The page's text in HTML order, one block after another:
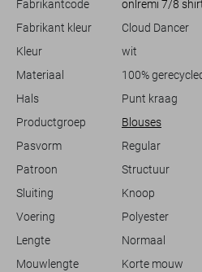
situaties, van een gezellige lunch met
werkdag. Met zijn normale lengte is hij
voor een meer casual look. Deze Only
jouw zomercollectie en biedt de
Fabrikantcode
onlremi 7/8
Fabrikant kleur
Cloud Dancer
Kleur
wit
Materiaal
100%
Hals
Punt kraag
Productgroep
Blouses
Pasvorm
Regular
Patroon
Structuur
Sluiting
Knoop
Voering
Polyester
Lengte
Normaal
Mouwlengte
Korte mouw